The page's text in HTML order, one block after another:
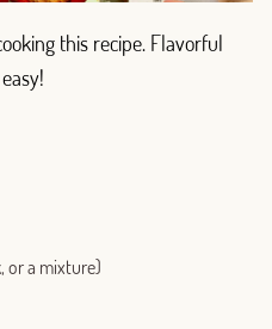
this recipe. Flavorful
or a mixture)